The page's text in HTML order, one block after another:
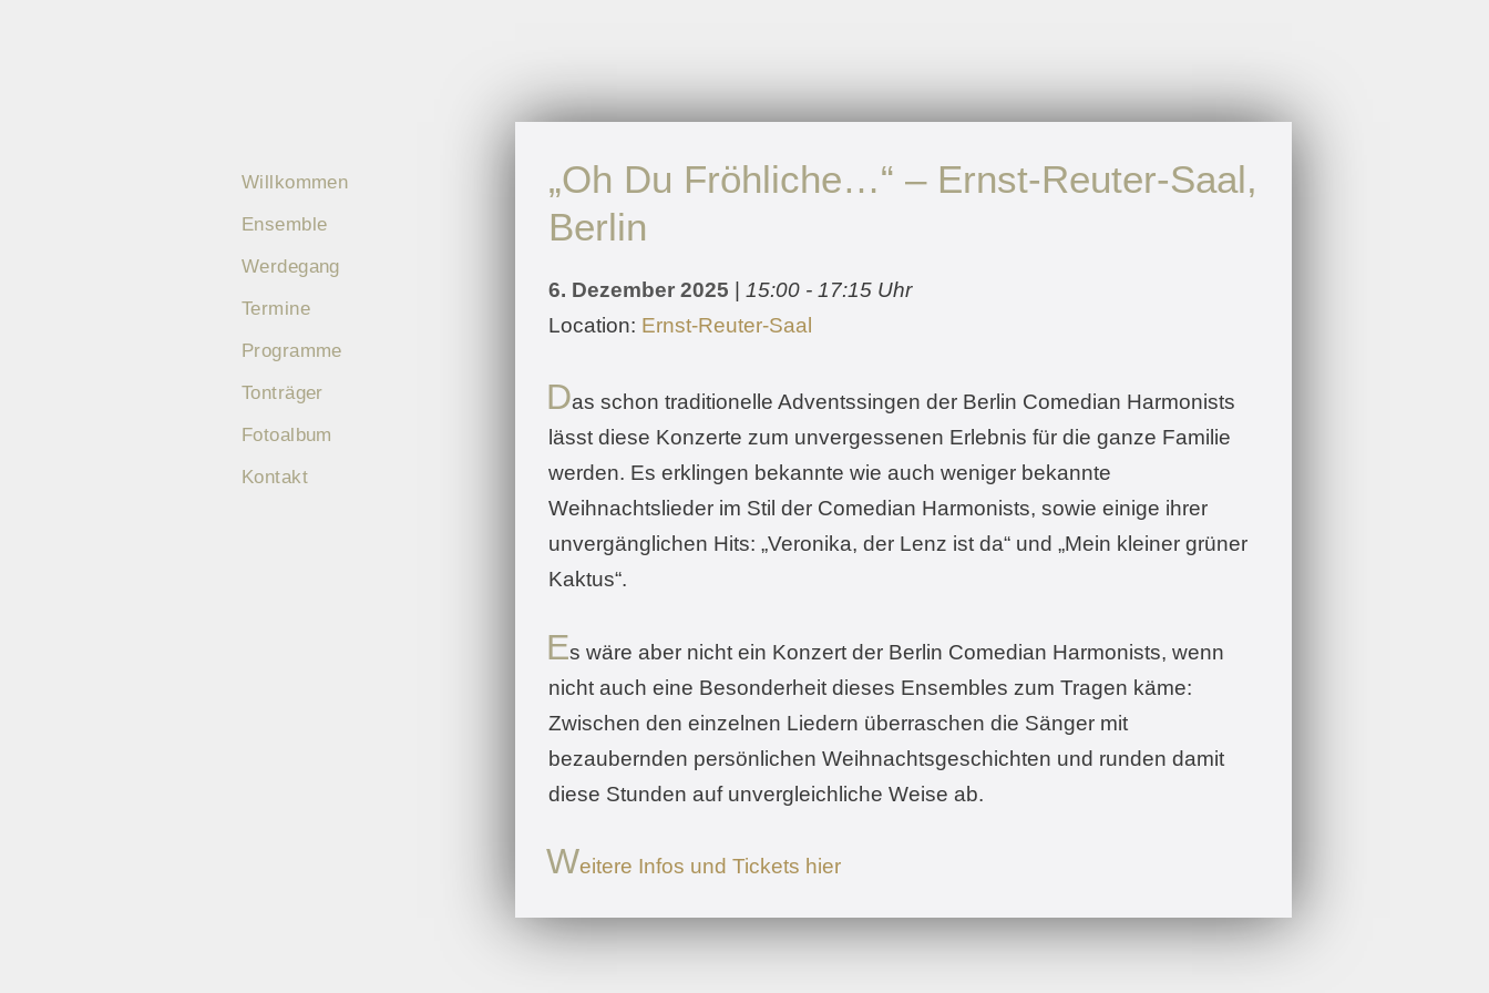
„Oh Du Fröhliche…“ – Ernst-Reuter-Saal,
Berlin
6. Dezember 2025
15:00 - 17:15 Uhr
Location: Ernst-Reuter-Saal
Das schon traditionelle Adventssingen der Berlin Comedian Harmonists
lässt diese Konzerte zum unvergessenen Erlebnis für die ganze Familie
werden. Es erklingen bekannte wie auch weniger bekannte
Weihnachtslieder im Stil der Comedian Harmonists, sowie einige ihrer
unvergänglichen Hits: „Veronika, der Lenz ist da“ und „Mein kleiner grüner
Kaktus“.
Es wäre aber nicht ein Konzert der Berlin Comedian Harmonists, wenn
nicht auch eine Besonderheit dieses Ensembles zum Tragen käme:
Zwischen den einzelnen Liedern überraschen die Sänger mit
bezaubernden persönlichen Weihnachtsgeschichten und runden damit
diese Stunden auf unvergleichliche Weise ab.
Weitere Infos und Tickets hier
Willkommen
Ensemble
Werdegang
Termine
Programme
Tonträger
Fotoalbum
Kontakt